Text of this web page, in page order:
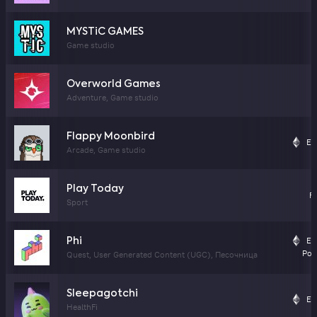
MYSTiC GAMES
Game studio
Overworld Games
Adventure, Game studio
Flappy Moonbird
Arcade, Game studio
Play Today
Sport
Phi
Quest, User Generated Content (UGC), Песочница
Sleepagotchi
HealthFi